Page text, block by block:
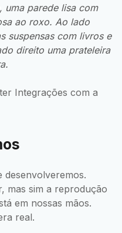
uma parede lisa com
ao roxo. Ao lado
suspensas com livros e
direito uma prateleira
Integrações com a
mas sim a reprodução
em nossas mãos.
real.